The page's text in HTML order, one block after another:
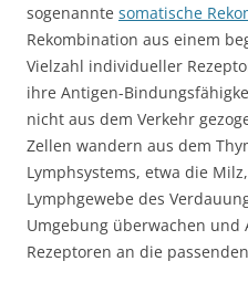
sogenannte somatische
Rekombination aus einem
Vielzahl individueller
ihre Antigen-
nicht aus dem Verkehr
Zellen wandern aus dem
Lymphsystems, etwa die
Lymphgewebe des
Umgebung überwachen und
Rezeptoren an die